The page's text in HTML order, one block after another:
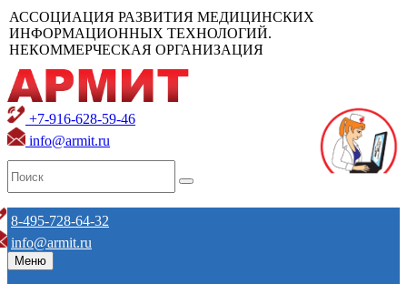
АССОЦИАЦИЯ РАЗВИТИЯ МЕДИЦИНСКИХ
ИНФОРМАЦИОННЫХ ТЕХНОЛОГИЙ.
НЕКОММЕРЧЕСКАЯ ОРГАНИЗАЦИЯ
+7-916-628-59-46
info@armit.ru
8-495-728-64-32
info@armit.ru
Меню